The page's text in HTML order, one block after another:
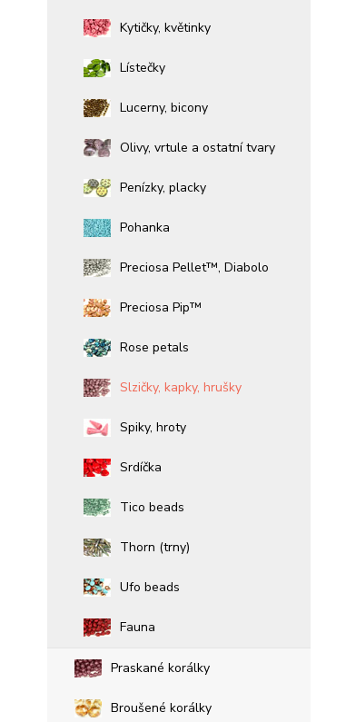
Kytičky, květinky
Lístečky
Lucerny, bicony
Olivy, vrtule a ostatní tvary
Penízky, placky
Pohanka
Preciosa Pellet™, Diabolo
Preciosa Pip™
Rose petals
Slzičky, kapky, hrušky
Spiky, hroty
Srdíčka
Tico beads
Thorn (trny)
Ufo beads
Fauna
Praskané korálky
Broušené korálky